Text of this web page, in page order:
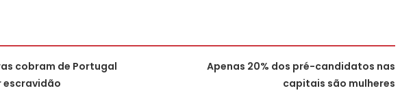
cobram de Portugal
escravidão
Apenas 20% dos pré-candidatos nas
capitais são mulheres